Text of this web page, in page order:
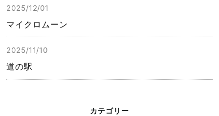
2025/12/01
マイクロムーン
2025/11/10
道の駅
カテゴリー